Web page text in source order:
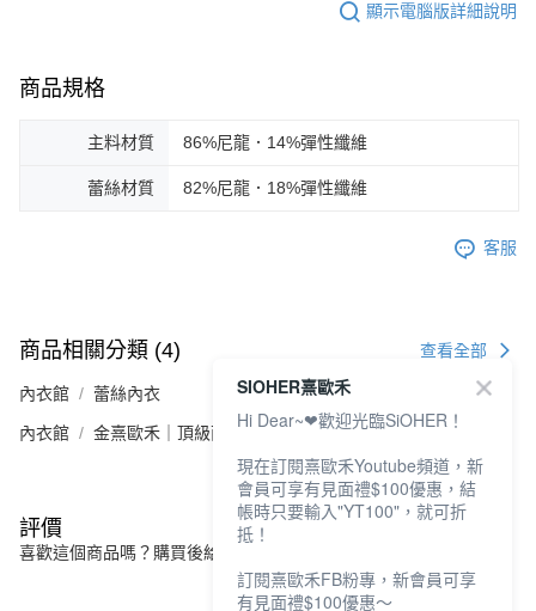
顯示電腦版詳細說明
商品規格
主料材質 86%尼龍．14%彈性纖維
蕾絲材質 82%尼龍．18%彈性纖維
客服
商品相關分類 (4) 查看全部
內衣館 蕾絲內衣
內衣館 金熹歐禾｜頂級面料
評價
喜歡這個商品嗎？購買後給他一個好評吧
SIOHER熹歐禾
Hi Dear~❤歡迎光臨SiOHER！
現在訂閱熹歐禾Youtube頻道，新
會員可享有見面禮$100優惠，結
帳時只要輸入"YT100"，就可折
抵！
訂閱熹歐禾FB粉專，新會員可享
有見面禮$100優惠～